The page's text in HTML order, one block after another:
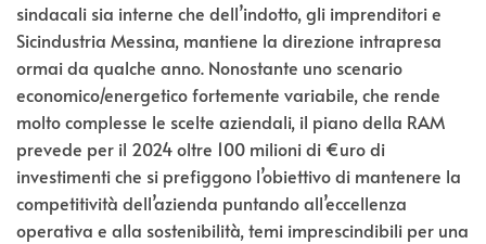
sindacali sia interne che dell’indotto, gli imprenditori e
Sicindustria Messina, mantiene la direzione intrapresa
ormai da qualche anno. Nonostante uno scenario
economico/energetico fortemente variabile, che rende
molto complesse le scelte aziendali, il piano della RAM
prevede per il 2024 oltre 100 milioni di €uro di
investimenti che si prefiggono l’obiettivo di mantenere la
competitività dell’azienda puntando all’eccellenza
operativa e alla sostenibilità, temi imprescindibili per una